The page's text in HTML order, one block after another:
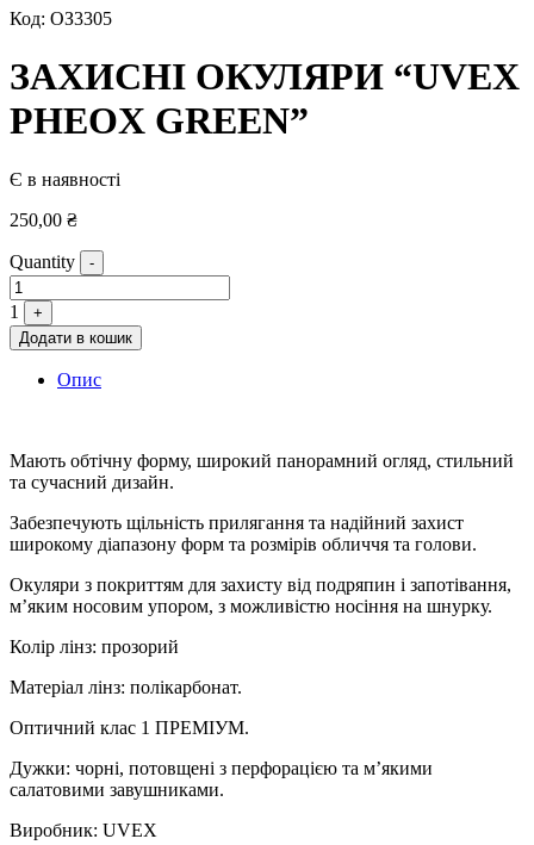
Код: ОЗ3305
ЗАХИСНІ ОКУЛЯРИ “UVEX
PHEOX GREEN”
Є в наявності
250,00 ₴
Quantity -
1
+
Додати в кошик
Опис
Мають обтічну форму, широкий панорамний огляд, стильний
та сучасний дизайн.
Забезпечують щільність прилягання та надійний захист
широкому діапазону форм та розмірів обличчя та голови.
Окуляри з покриттям для захисту від подряпин і запотівання,
м’яким носовим упором, з можливістю носіння на шнурку.
Колір лінз: прозорий
Матеріал лінз: полікарбонат.
Оптичний клас 1 ПРЕМІУМ.
Дужки: чорні, потовщені з перфорацією та м’якими
салатовими завушниками.
Виробник: UVEX